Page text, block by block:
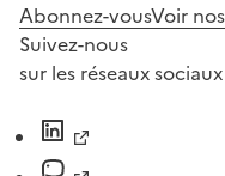
Abonnez-vousVoir
Suivez-nous
sur les réseaux sociaux